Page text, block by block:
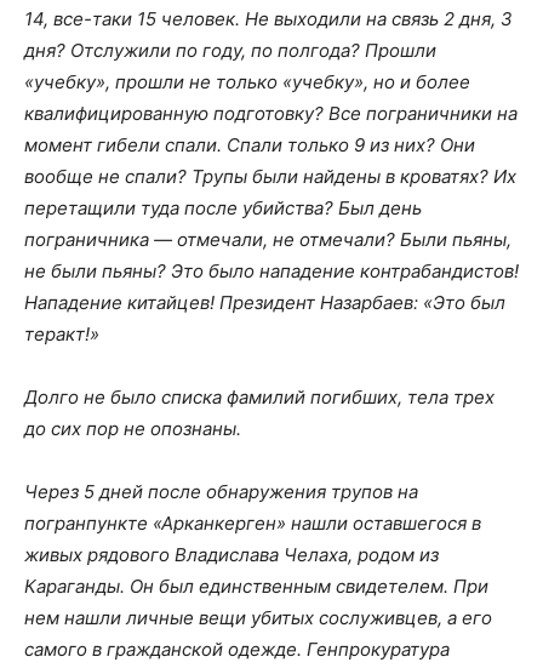
14, все-таки 15 человек. Не выходили на связь 2 дня, 3
дня? Отслужили по году, по полгода? Прошли
«учебку», прошли не только «учебку», но и более
квалифицированную подготовку? Все пограничники на
момент гибели спали. Спали только 9 из них? Они
вообще не спали? Трупы были найдены в кроватях? Их
перетащили туда после убийства? Был день
пограничника — отмечали, не отмечали? Были пьяны,
не были пьяны? Это было нападение контрабандистов!
Нападение китайцев! Президент Назарбаев: «Это был
теракт!»
Долго не было списка фамилий погибших, тела трех
до сих пор не опознаны.
Через 5 дней после обнаружения трупов на
погранпункте «Арканкерген» нашли оставшегося в
живых рядового Владислава Челаха, родом из
Караганды. Он был единственным свидетелем. При
нем нашли личные вещи убитых сослуживцев, а его
самого в гражданской одежде. Генпрокуратура